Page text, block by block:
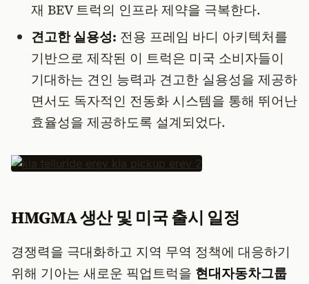
재 BEV 트럭의 인프라 제약을 극복한다.
견고한 실용성: 전용 프레임 바디 아키텍처를
기반으로 제작된 이 트럭은 미국 소비자들이
기대하는 견인 능력과 견고한 실용성을 제공하
면서도 독자적인 전동화 시스템을 통해 뛰어난
효율성을 제공하도록 설계되었다.
HMGMA 생산 및 미국 출시 일정
경쟁력을 극대화하고 지역 무역 정책에 대응하기
위해 기아는 새로운 픽업트럭을 현대자동차그룹